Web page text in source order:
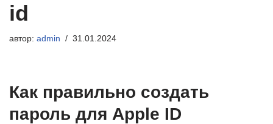
id
автор: admin 31.01.2024
Как правильно создать
пароль для Apple ID